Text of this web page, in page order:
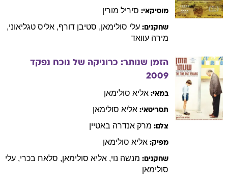
מוסיקאי: סיריל מורין
שחקנים: עלי סולימאן, סטיבן דורף, אליס טגליאוני,
מירה עוואד
הזמן שנותר: כרוניקה של נוכח נפקד
2009
במאי: אליא סולימאן
תסריטאי: אליא סולימאן
צלם: מרק אנדרה באטיין
מפיק: אליא סולימאן
שחקנים: מנשה נוי, אליא סולימאן, סלאח בכרי, עלי
סולימאן